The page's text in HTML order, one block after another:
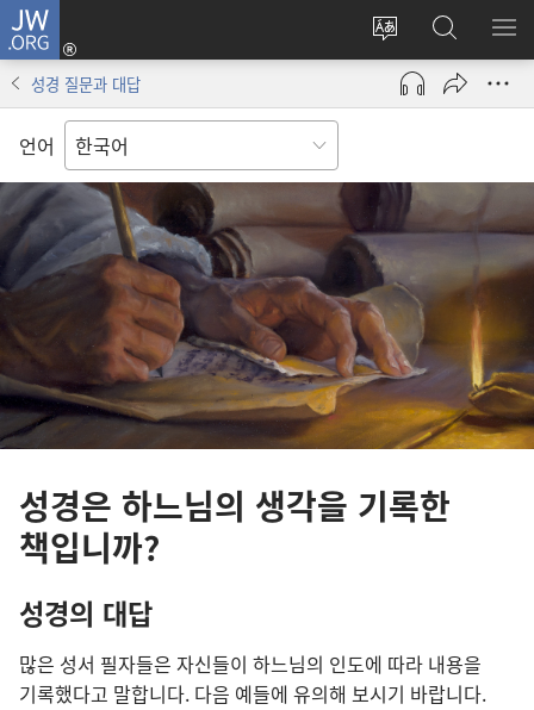
JW.ORG
사이트
언어
변경
로그인
(새로운
열기)
JW.ORG
검색
메
성경 질문과 대답
언어
성경은 하느님의 생각을 기록한
책입니까?
성경의 대답
많은 성서 필자들은 자신들이 하느님의 인도에 따라 내용을
기록했다고 말합니다. 다음 예들에 유의해 보시기 바랍니다.